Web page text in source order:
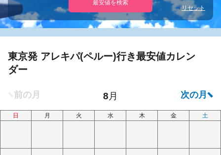
最安値を検索
リセット
東京発 アレキパ(ペルー)行き最安値カレン
ダー
日 月 火 水 木 金 土